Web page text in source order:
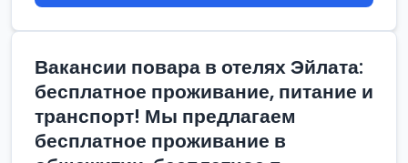
Вакансии повара в отелях Эйлата:
бесплатное проживание, питание и
транспорт! Мы предлагаем
бесплатное проживание в